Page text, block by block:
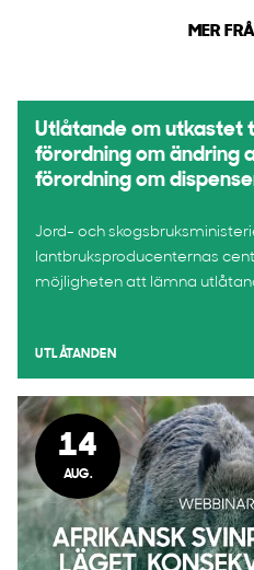
MER
Utlåtande om utkastet
förordning om ändring
förordning om
Jord- och
lantbruksproducenternas
möjligheten att lämna
UTLÅTANDEN
14
AUG.